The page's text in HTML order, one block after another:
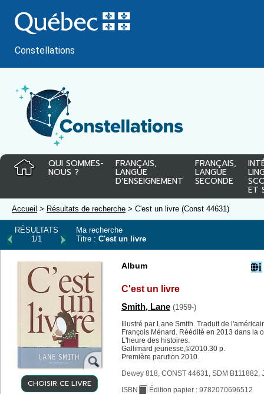
au
contenu
Constellations
QUI SOMMES-
NOUS ?
FRANÇAIS,
LANGUE
D’ENSEIGNEMENT
FRANÇAIS,
LANGUE
SECONDE
ET
Accueil > Résultats de recherche > C'est un livre (Const 44631)
RÉSULTATS
1/1
Ma recherche
Titre : C'est un livre
CHOISIR CE LIVRE
Album
C'est un livre
Smith, Lane (1959-)
Illustré par Lane Smith. Traduit de
François Ménard. Réédité en 2013 dans la
L'heure des histoires.
Gallimard jeunesse,©2010.30 p.
Première parution 2010.
Dewey 818, CONST 44631, SDM B111882,
ISBN Édition papier : 9782070696512